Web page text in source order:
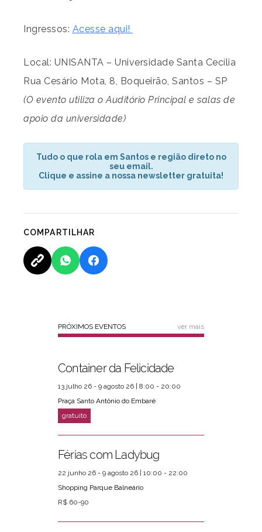
Ingressos: Acesse aqui!
Local: UNISANTA – Universidade Santa Cecília
Rua Cesário Mota, 8, Boqueirão, Santos – SP
(O evento utiliza o Auditório Principal e salas de
apoio da universidade)
Tudo o que rola em Santos e região direto no
seu email.
Clique e assine a nossa newsletter gratuita!
COMPARTILHAR
PRÓXIMOS EVENTOS ver mais
Container da Felicidade
13 julho 26 - 9 agosto 26 | 8:00 - 20:00
Praça Santo Antônio do Embaré
Férias com Ladybug
22 junho 26 - 9 agosto 26 | 10:00 - 22:00
Shopping Parque Balneário
R$ 60-90